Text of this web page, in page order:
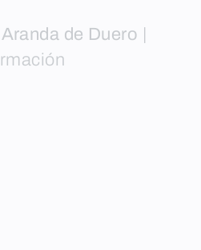
de Duero